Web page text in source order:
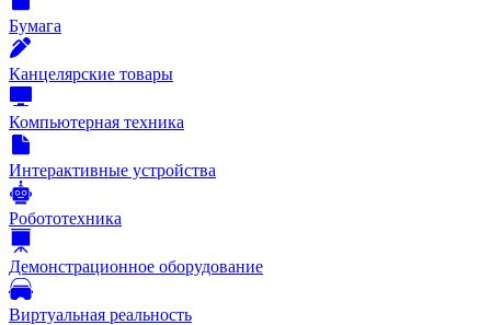
Бумага
Канцелярские товары
Компьютерная техника
Интерактивные устройства
Робототехника
Демонстрационное оборудование
Виртуальная реальность